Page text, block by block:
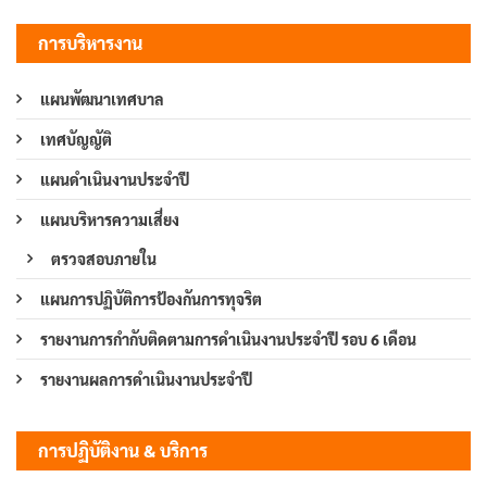
การบริหารงาน
แผนพัฒนาเทศบาล
เทศบัญญัติ
แผนดำเนินงานประจำปี
แผนบริหารความเสี่ยง
ตรวจสอบภายใน
แผนการปฏิบัติการป้องกันการทุจริต
รายงานการกำกับติดตามการดำเนินงานประจำปี รอบ 6 เดือน
รายงานผลการดำเนินงานประจำปี
การปฏิบัติงาน & บริการ